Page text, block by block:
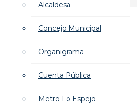
Alcaldesa
Concejo Municipal
Organigrama
Cuenta Pública
Metro Lo Espejo